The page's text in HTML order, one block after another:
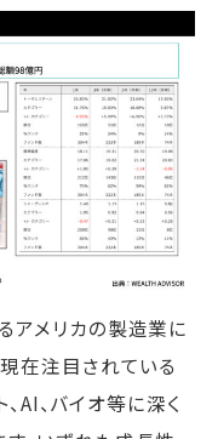
アメリカの製造業に
現在注目されている
AI、バイオ等に深く